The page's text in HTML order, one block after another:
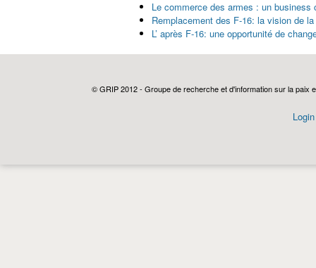
Le commerce des armes : un
Remplacement des F-16: la vision de
L’ après F-16: une opportunité de
© GRIP 2012 - Groupe de recherche et d'information sur la paix
Login